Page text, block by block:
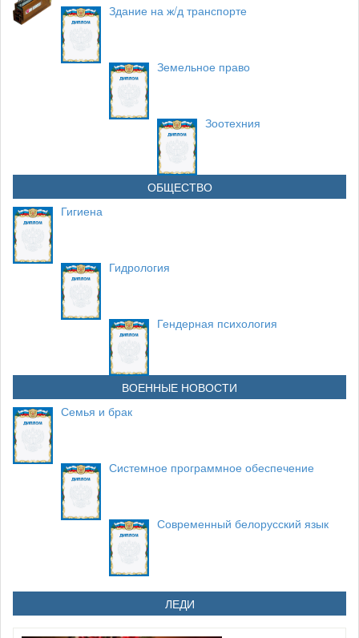
Здание на ж/д транспорте
Земельное право
Зоотехния
ОБЩЕСТВО
Гигиена
Гидрология
Гендерная психология
ВОЕННЫЕ НОВОСТИ
Семья и брак
Системное программное обеспечение
Современный белорусский язык
ЛЕДИ